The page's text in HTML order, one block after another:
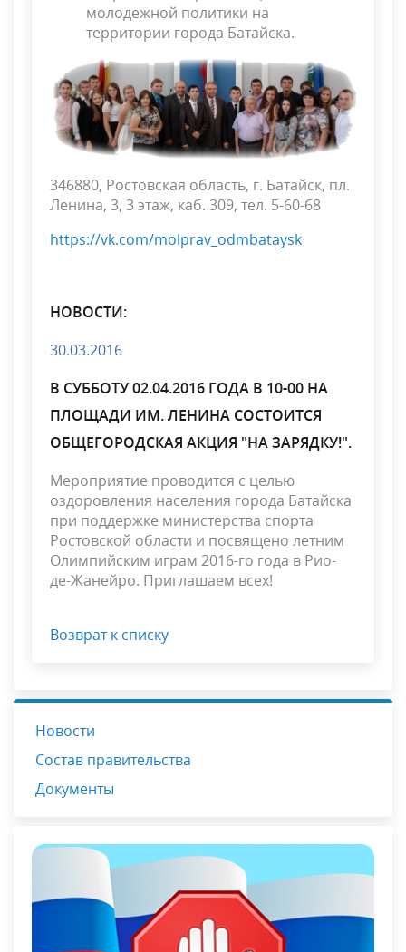
молодежной политики на
территории города Батайска.
346880, Ростовская область, г. Батайск, пл.
Ленина, 3, 3 этаж, каб. 309, тел. 5-60-68
https://vk.com/molprav_odmbataysk
НОВОСТИ:
30.03.2016
В СУББОТУ 02.04.2016 ГОДА В 10-00 НА
ПЛОЩАДИ ИМ. ЛЕНИНА СОСТОИТСЯ
ОБЩЕГОРОДСКАЯ АКЦИЯ "НА ЗАРЯДКУ!".
Мероприятие проводится с целью
оздоровления населения города Батайска
при поддержке министерства спорта
Ростовской области и посвящено летним
Олимпийским играм 2016-го года в Рио-
де-Жанейро. Приглашаем всех!
Возврат к списку
Новости
Состав правительства
Документы